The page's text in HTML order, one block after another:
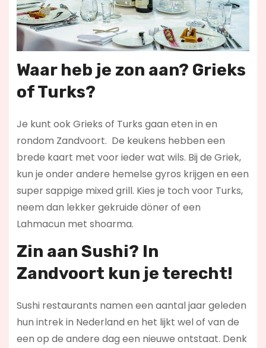
Waar heb je zon aan? Grieks
of Turks?
Je kunt ook Grieks of Turks gaan eten in en
rondom Zandvoort. De keukens hebben een
brede kaart met voor ieder wat wils. Bij de Griek,
kun je onder andere hemelse gyros krijgen en een
super sappige mixed grill. Kies je toch voor Turks,
neem dan lekker gekruide döner of een
Lahmacun met shoarma.
Zin aan Sushi? In
Zandvoort kun je terecht!
Sushi restaurants namen een aantal jaar geleden
hun intrek in Nederland en het lijkt wel of van de
een op de andere dag een nieuwe ontstaat. Denk